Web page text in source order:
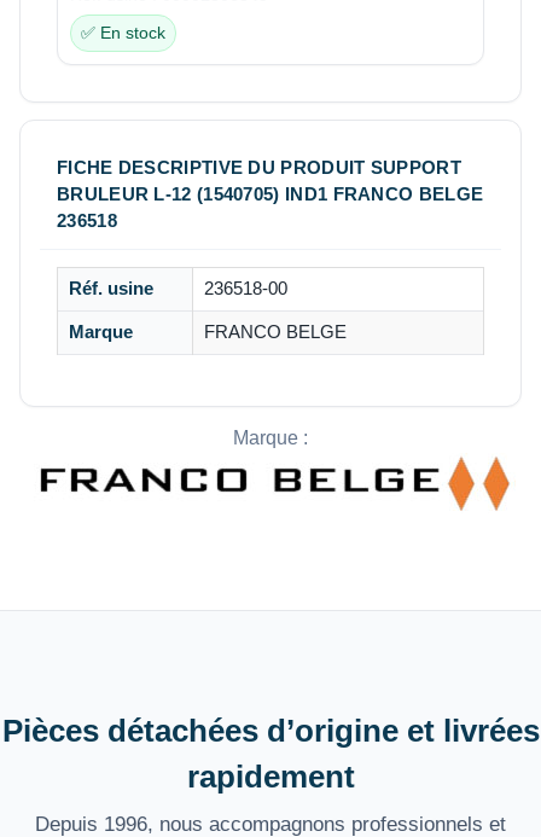
✅ En stock
FICHE DESCRIPTIVE DU PRODUIT SUPPORT
BRULEUR L-12 (1540705) IND1 FRANCO BELGE
236518
Réf. usine 236518-00
Marque FRANCO BELGE
Marque :
Pièces détachées d’origine et livrées
rapidement
Depuis 1996, nous accompagnons professionnels et